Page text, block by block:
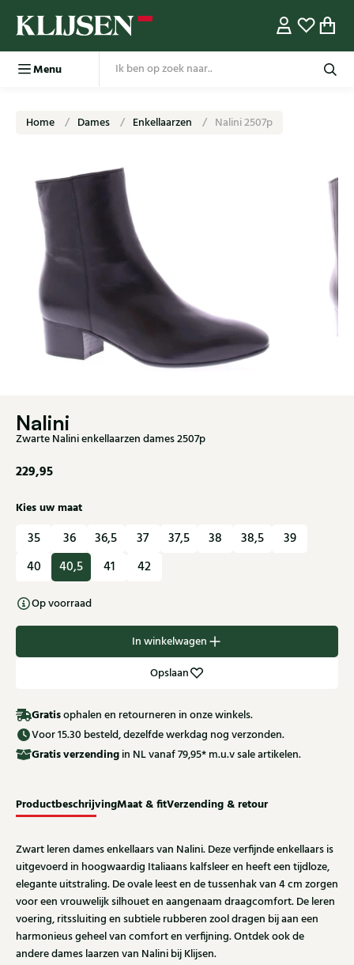
Menu
Home Dames Enkellaarzen Nalini 2507p
Nalini
Zwarte Nalini enkellaarzen dames 2507p
229,95
Kies uw maat
35 36 36,5 37 37,5 38 38,5
39
40
40,5 41 42
Op voorraad
In winkelwagen
Opslaan
Gratisophalen en retourneren in onze winkels.
Voor 15.30 besteld, dezelfde werkdag nog verzonden.
Gratisverzending in NL vanaf 79,95* m.u.v sale artikelen.
ProductbeschrijvingMaat & fitVerzending & retour
Zwart leren dames enkellaars van Nalini. Deze verfijnde enkellaars is
uitgevoerd in hoogwaardig Italiaans kalfsleer en heeft een tijdloze,
elegante uitstraling. De ovale leest en de tussenhak van 4 cm zorgen
voor een vrouwelijk silhouet en aangenaam draagcomfort. De leren
voering, ritssluiting en subtiele rubberen zool dragen bij aan een
harmonieus geheel van comfort en verfijning. Ontdek ook de
andere dames laarzen van Nalini bij Klijsen.